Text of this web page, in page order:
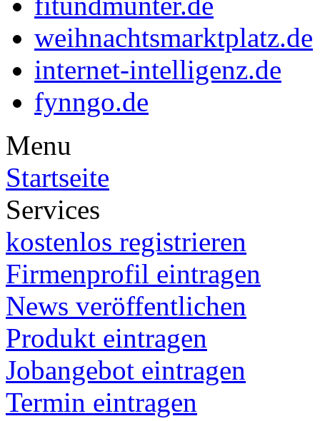
weihnachtsmarktplatz.de
internet-intelligenz.de
fynngo.de
Menu
Startseite
Services
kostenlos registrieren
Firmenprofil eintragen
News veröffentlichen
Produkt eintragen
Jobangebot eintragen
Termin eintragen